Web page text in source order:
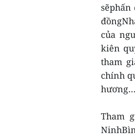
của
kiên
tham
chính
hương…
Tham